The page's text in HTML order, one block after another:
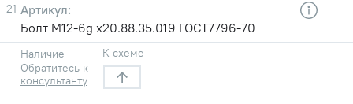
21
Болт М12-6g х20.88.35.019 ГОСТ7796-70
Наличие
Обратитесь к
консультанту
К схеме